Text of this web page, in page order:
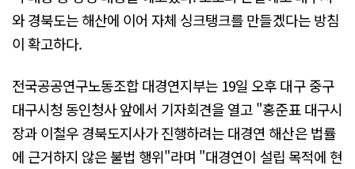
와 경북도는 해산에 이어 자체 싱크탱크를 만들겠다는 방침
이 확고하다.
전국공공연구노동조합 대경연지부는 19일 오후 대구 중구
대구시청 동인청사 앞에서 기자회견을 열고 "홍준표 대구시
장과 이철우 경북도지사가 진행하려는 대경연 해산은 법률
에 근거하지 않은 불법 행위"라며 "대경연이 설립 목적에 현